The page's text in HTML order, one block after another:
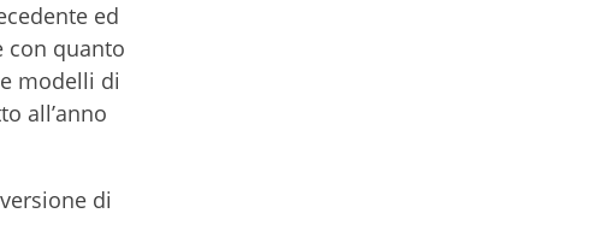
ed
con quanto
modelli di
all’anno
di